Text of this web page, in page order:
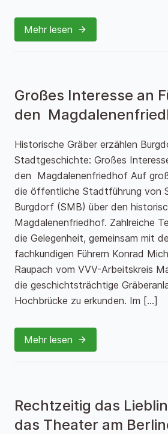
Mehr lesen
Großes Interesse an
den
Historische Gräber erzählen
Stadtgeschichte: Großes
den Magdalenenfriedhof Auf
die öffentliche Stadtführung von
Burgdorf (SMB) über den
Magdalenenfriedhof. Zahlreiche
die Gelegenheit, gemeinsam mit
fachkundigen Führern Konrad
Raupach vom VVV-Arbeitskreis
die geschichtsträchtige
Hochbrücke zu erkunden. Im […]
Mehr lesen
Rechtzeitig das
das Theater am